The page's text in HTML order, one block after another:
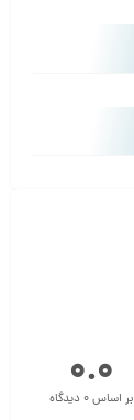
0.0
بر اساس 0 دیدگاه